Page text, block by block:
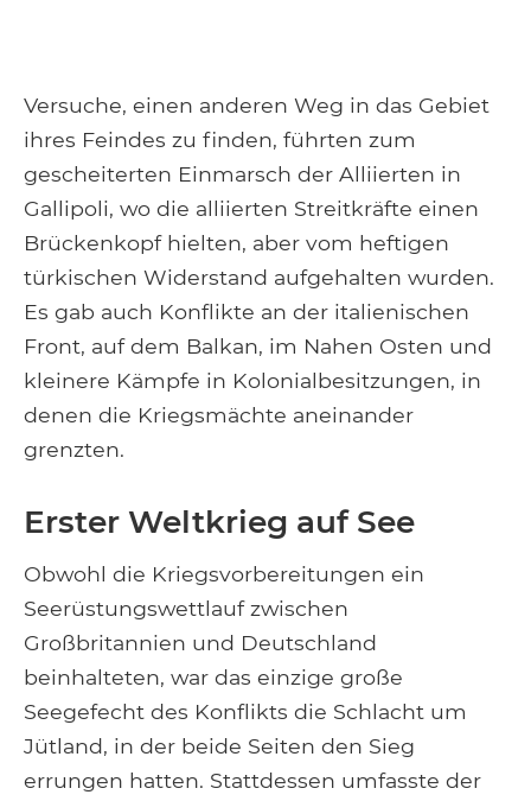
Versuche, einen anderen Weg in das Gebiet
ihres Feindes zu finden, führten zum
gescheiterten Einmarsch der Alliierten in
Gallipoli, wo die alliierten Streitkräfte einen
Brückenkopf hielten, aber vom heftigen
türkischen Widerstand aufgehalten wurden.
Es gab auch Konflikte an der italienischen
Front, auf dem Balkan, im Nahen Osten und
kleinere Kämpfe in Kolonialbesitzungen, in
denen die Kriegsmächte aneinander
grenzten.
Erster Weltkrieg auf See
Obwohl die Kriegsvorbereitungen ein
Seerüstungswettlauf zwischen
Großbritannien und Deutschland
beinhalteten, war das einzige große
Seegefecht des Konflikts die Schlacht um
Jütland, in der beide Seiten den Sieg
errungen hatten. Stattdessen umfasste der